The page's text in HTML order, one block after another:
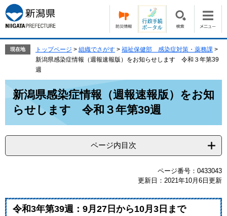
ー
ジ
の
す。
ニ
ュ
ー
し
現在地 トップページ > 組織でさがす > 福祉保健部 感染症対策・薬務課 >
新潟県感染症情報（週報速報版）をお知らせします 令和３年第39
週
新潟県感染症情報（週報速報版）をお知
らせします 令和３年第39週
ページ内目次
ページ番号：0433043
更新日：2021年10月6日更新
令和3年第39週：9月27 日から10月3 日 まで